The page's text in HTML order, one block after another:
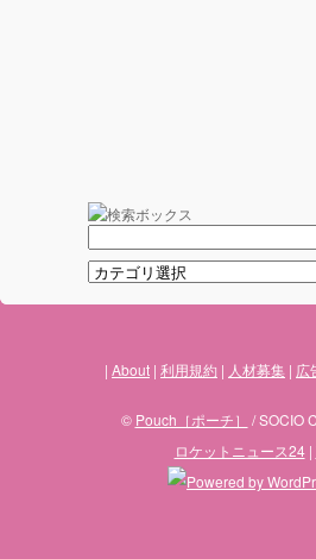
About 利用規約 人材募集 広
© Pouch［ポーチ］
/ SOCIO
ロケットニュース24|